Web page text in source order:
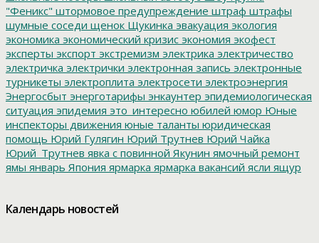
"Феникс" штормовое предупреждение штраф штрафы
шумные соседи щенок Щукинка эвакуация экология
экономика экономический кризис экономия экофест
эксперты экспорт экстремизм электрика электричество
электричка электрички электронная запись электронные
турникеты электроплита электросети электроэнергия
Энергосбыт энерготарифы энкаунтер эпидемиологическая
ситуация эпидемия это_интересно юбилей юмор Юные
инспекторы движения юные таланты юридическая
помощь Юрий Гулягин Юрий Трутнев Юрий Чайка
Юрий_Трутнев явка с повинной Якунин ямочный ремонт
ямы январь Япония ярмарка ярмарка вакансий ясли ящур
Календарь новостей